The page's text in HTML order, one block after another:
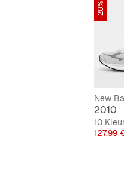
Comfortabele vulling
Duurzame en
Stevig en
-20%
New
2010
10
Prijs
127,99